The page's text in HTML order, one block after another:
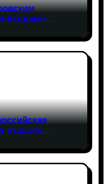
отрасль
экспорта и